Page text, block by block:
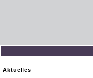
Aktuelles